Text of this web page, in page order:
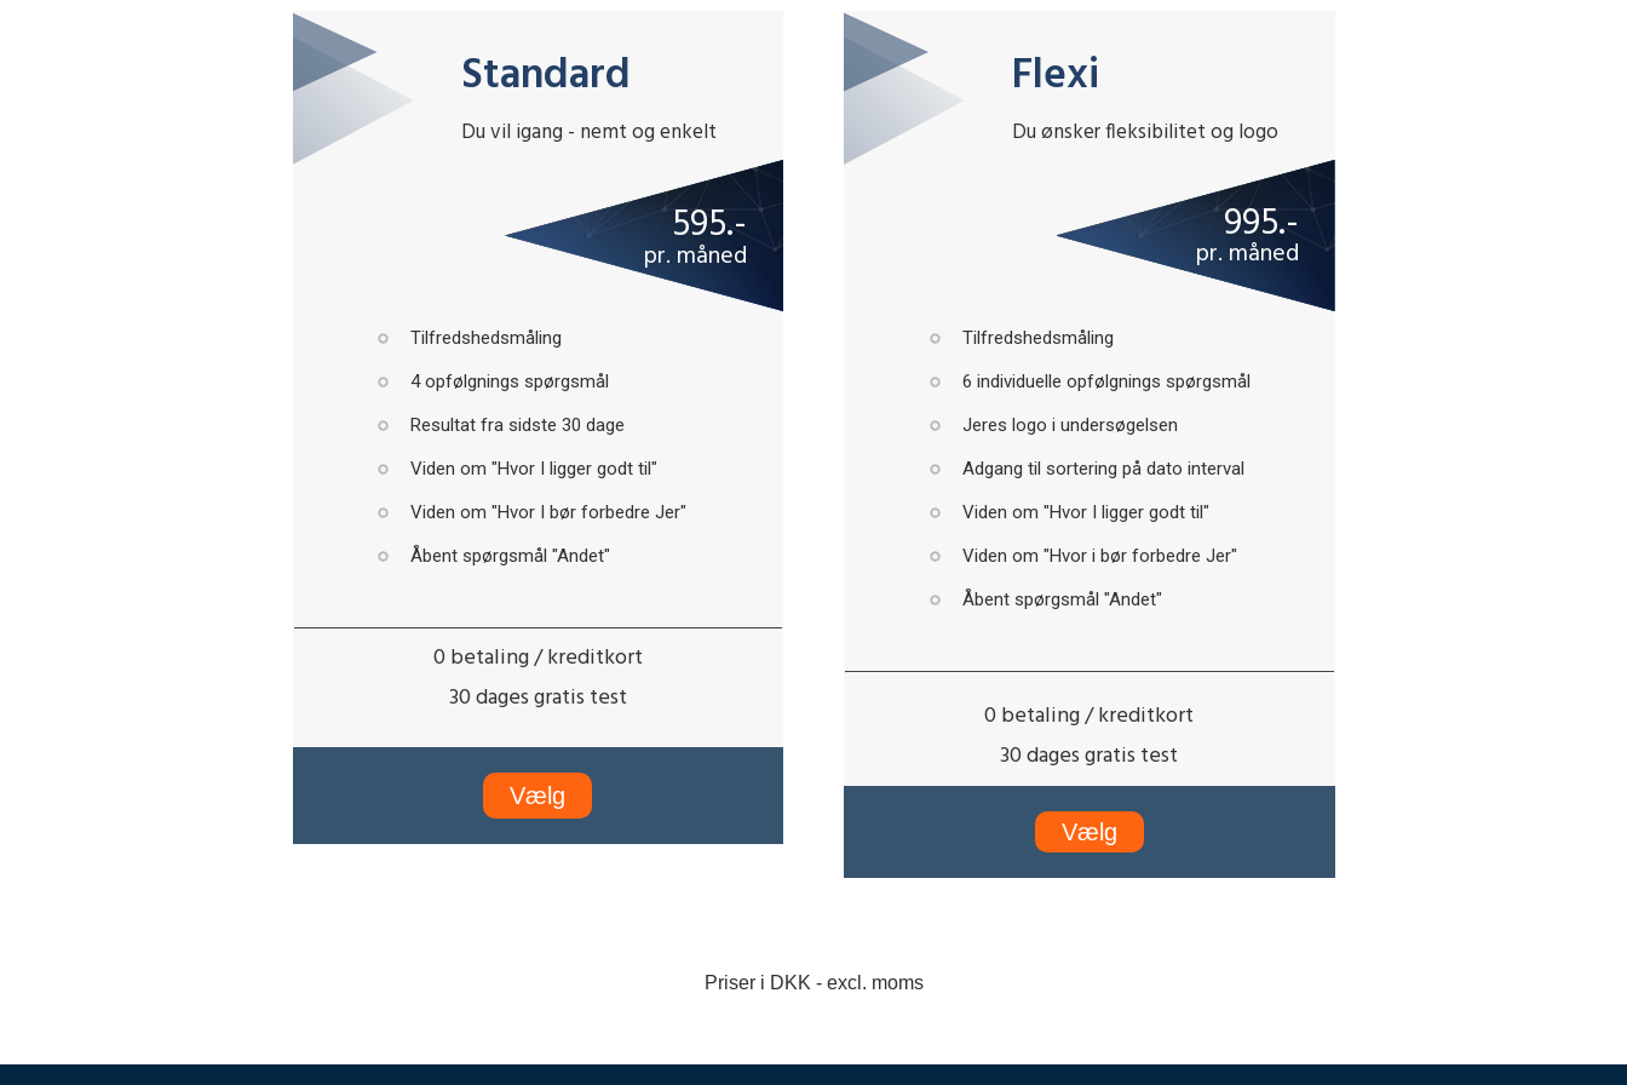
Standard
Du vil igang - nemt og enkelt
595.-
pr. måned
Tilfredshedsmåling
4 opfølgnings spørgsmål
Resultat fra sidste 30 dage
Viden om "Hvor I ligger godt til"
Viden om "Hvor I bør forbedre Jer"
Åbent spørgsmål "Andet"
0 betaling / kreditkort
30 dages gratis test
Vælg
Flexi
Du ønsker fleksibilitet og logo
995.-
pr. måned
Tilfredshedsmåling
6 individuelle opfølgnings spørgsmål
Jeres logo i undersøgelsen
Adgang til sortering på dato interval
Viden om "Hvor I ligger godt til"
Viden om "Hvor i bør forbedre Jer"
Åbent spørgsmål "Andet"
0 betaling / kreditkort
30 dages gratis test
Vælg
Priser i DKK - excl. moms